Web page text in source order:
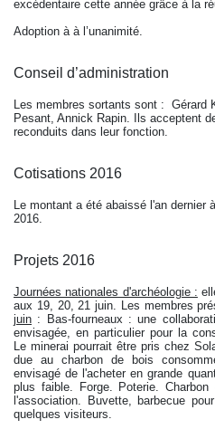
excédentaire cette année grâce à la
Adoption à à l’unanimité.
Conseil d’administration
Les membres sortants sont : Gérard
Pesant, Annick Rapin. Ils acceptent
reconduits dans leur fonction.
Cotisations 2016
Le montant a été abaissé l'an dernier
2016.
Projets 2016
Journées nationales d'archéologie :
aux 19, 20, 21 juin. Les membres
juin : Bas-fourneaux : une
envisagée, en particulier pour la
Le minerai pourrait être pris chez
due au charbon de bois
envisagé de l'acheter en grande
plus faible. Forge. Poterie.
l'association. Buvette, barbecue
quelques visiteurs.